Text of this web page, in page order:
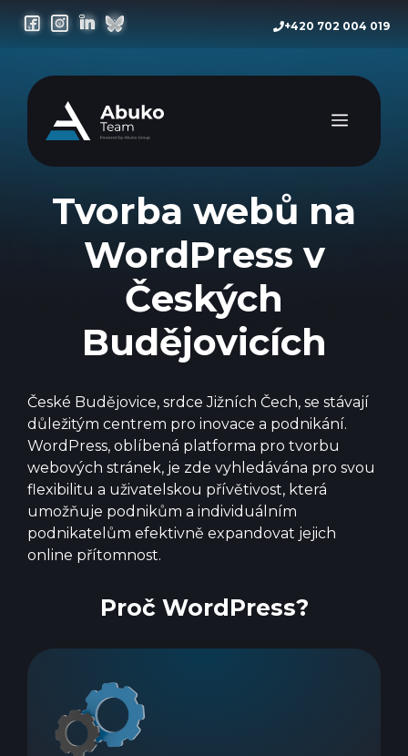
Přeskočit
+420 702 004 019
Menu
Tvorba webů na
WordPress v
Českých
Budějovicích
České Budějovice, srdce Jižních Čech, se stávají
důležitým centrem pro inovace a podnikání.
WordPress, oblíbená platforma pro tvorbu
webových stránek, je zde vyhledávána pro svou
flexibilitu a uživatelskou přívětivost, která
umožňuje podnikům a individuálním
podnikatelům efektivně expandovat jejich
online přítomnost.
Proč WordPress?